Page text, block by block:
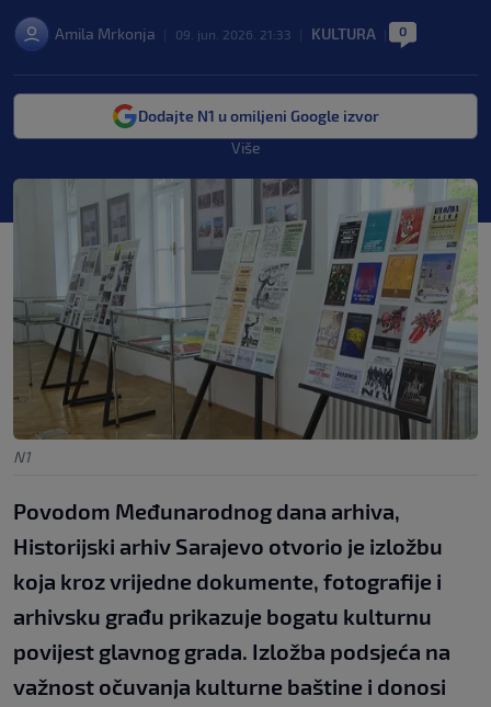
Amila Mrkonja 09. jun. 2026. 21:33 KULTURA 0
Dodajte N1 u omiljeni Google izvor
Više
N1
Povodom Međunarodnog dana arhiva,
Historijski arhiv Sarajevo otvorio je izložbu
koja kroz vrijedne dokumente, fotografije i
arhivsku građu prikazuje bogatu kulturnu
povijest glavnog grada. Izložba podsjeća na
važnost očuvanja kulturne baštine i donosi